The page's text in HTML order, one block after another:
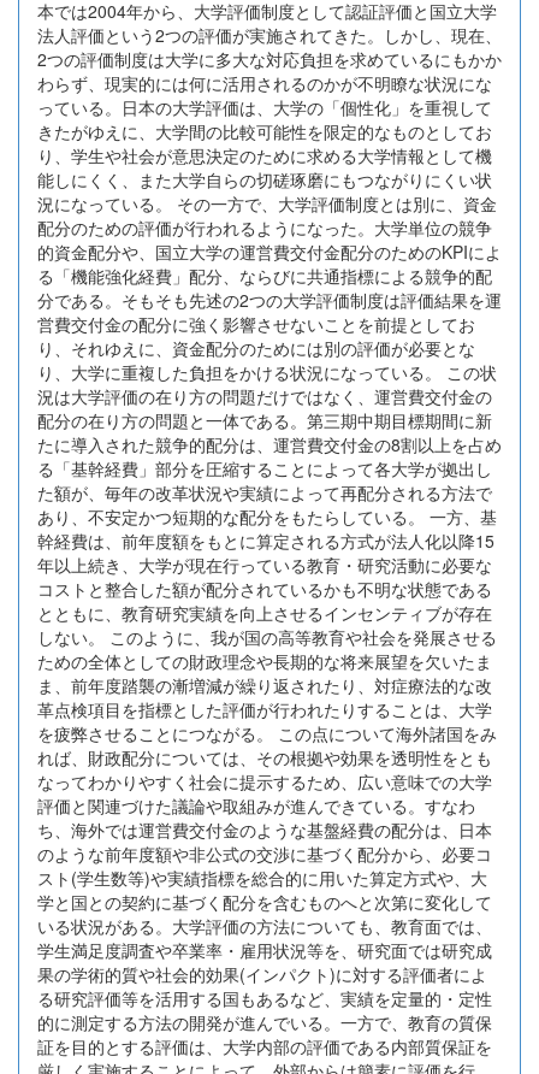
本では2004年から、大学評価制度として認証評価と国立大学
法人評価という2つの評価が実施されてきた。しかし、現在、
2つの評価制度は大学に多大な対応負担を求めているにもかか
わらず、現実的には何に活用されるのかが不明瞭な状況にな
っている。日本の大学評価は、大学の「個性化」を重視して
きたがゆえに、大学間の比較可能性を限定的なものとしてお
り、学生や社会が意思決定のために求める大学情報として機
能しにくく、また大学自らの切磋琢磨にもつながりにくい状
況になっている。 その一方で、大学評価制度とは別に、資金
配分のための評価が行われるようになった。大学単位の競争
的資金配分や、国立大学の運営費交付金配分のためのKPIによ
る「機能強化経費」配分、ならびに共通指標による競争的配
分である。そもそも先述の2つの大学評価制度は評価結果を運
営費交付金の配分に強く影響させないことを前提としてお
り、それゆえに、資金配分のためには別の評価が必要とな
り、大学に重複した負担をかける状況になっている。 この状
況は大学評価の在り方の問題だけではなく、運営費交付金の
配分の在り方の問題と一体である。第三期中期目標期間に新
たに導入された競争的配分は、運営費交付金の8割以上を占め
る「基幹経費」部分を圧縮することによって各大学が拠出し
た額が、毎年の改革状況や実績によって再配分される方法で
あり、不安定かつ短期的な配分をもたらしている。 一方、基
幹経費は、前年度額をもとに算定される方式が法人化以降15
年以上続き、大学が現在行っている教育・研究活動に必要な
コストと整合した額が配分されているかも不明な状態である
とともに、教育研究実績を向上させるインセンティブが存在
しない。 このように、我が国の高等教育や社会を発展させる
ための全体としての財政理念や長期的な将来展望を欠いたま
ま、前年度踏襲の漸増減が繰り返されたり、対症療法的な改
革点検項目を指標とした評価が行われたりすることは、大学
を疲弊させることにつながる。 この点について海外諸国をみ
れば、財政配分については、その根拠や効果を透明性をとも
なってわかりやすく社会に提示するため、広い意味での大学
評価と関連づけた議論や取組みが進んできている。すなわ
ち、海外では運営費交付金のような基盤経費の配分は、日本
のような前年度額や非公式の交渉に基づく配分から、必要コ
スト(学生数等)や実績指標を総合的に用いた算定方式や、大
学と国との契約に基づく配分を含むものへと次第に変化して
いる状況がある。大学評価の方法についても、教育面では、
学生満足度調査や卒業率・雇用状況等を、研究面では研究成
果の学術的質や社会的効果(インパクト)に対する評価者によ
る研究評価等を活用する国もあるなど、実績を定量的・定性
的に測定する方法の開発が進んでいる。一方で、教育の質保
証を目的とする評価は、大学内部の評価である内部質保証を